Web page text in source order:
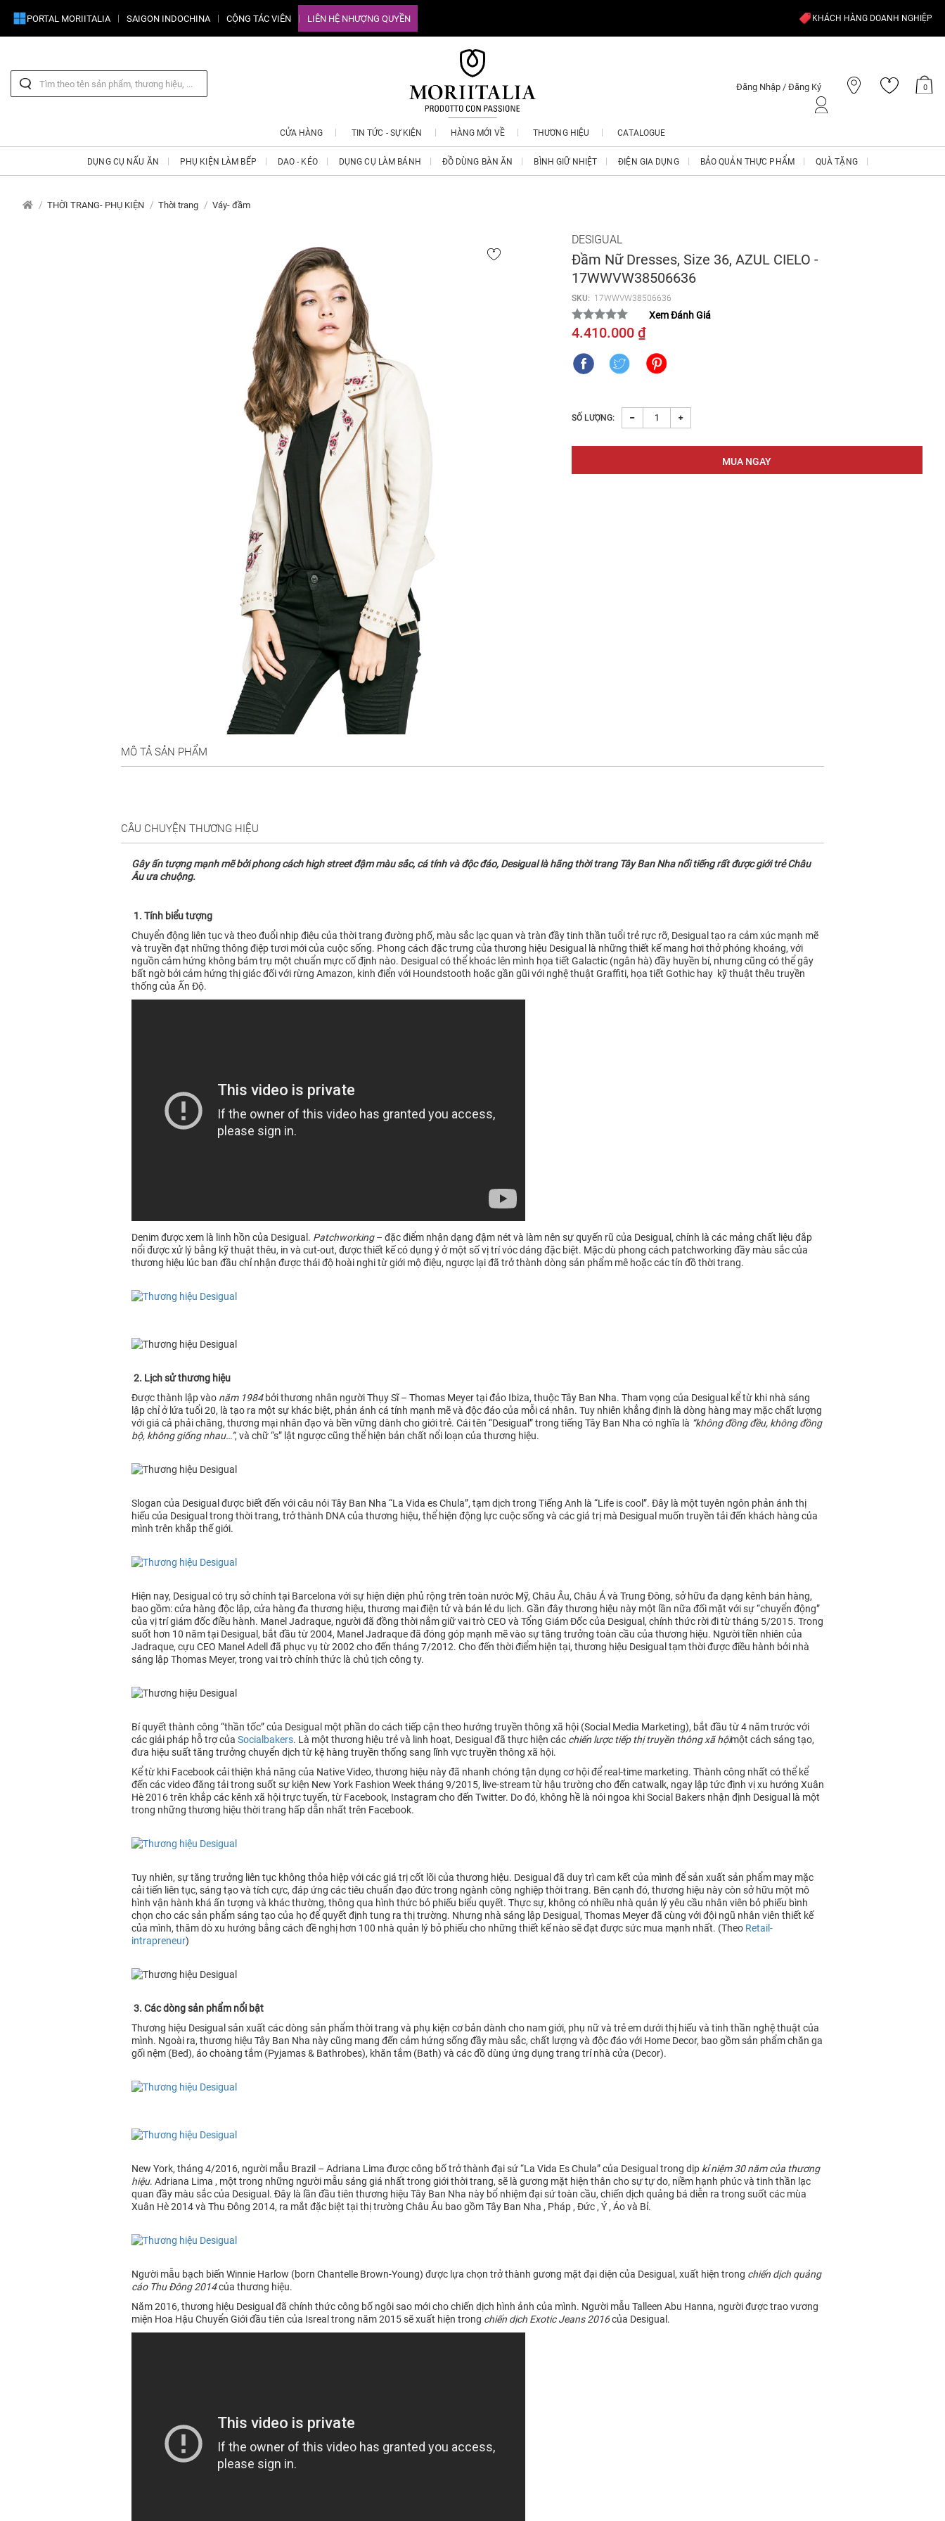
PORTAL MORIITALIA SAIGON INDOCHINA CỘNG TÁC VIÊN LIÊN HỆ NHƯỢNG QUYỀN KHÁCH HÀNG DOANH NGHIỆP
Đăng Nhập / Đăng Ký 0
CỬA HÀNG TIN TỨC - SỰ KIỆN HÀNG MỚI VỀ THƯƠNG HIỆU CATALOGUE
DỤNG CỤ NẤU ĂN PHỤ KIỆN LÀM BẾP DAO - KÉO DỤNG CỤ LÀM BÁNH ĐỒ DÙNG BÀN ĂN BÌNH GIỮ NHIỆT ĐIỆN GIA DỤNG BẢO QUẢN THỰC PHẨM QUÀ TẶNG
THỜI TRANG- PHỤ KIỆN Thời trang Váy- đầm
DESIGUAL
Đầm Nữ Dresses, Size 36, AZUL CIELO -
17WWVW38506636
SKU: 17WWVW38506636
Xem Đánh Giá
4.410.000 ₫
SỐ LƯỢNG:
MÔ TẢ SẢN PHẨM
CÂU CHUYỆN THƯƠNG HIỆU
Gây ấn tượng mạnh mẽ bởi phong cách high street đậm màu sắc, cá tính và độc đáo, Desigual là hãng thời trang Tây Ban Nha nổi tiếng rất được giới trẻ Châu
Âu ưa chuộng.
1. Tính biểu tượng
Chuyển động liên tục và theo đuổi nhịp điệu của thời trang đường phố, màu sắc lạc quan và tràn đầy tinh thần tuổi trẻ rực rỡ, Desigual tạo ra cảm xúc mạnh mẽ
và truyền đạt những thông điệp tươi mới của cuộc sống. Phong cách đặc trưng của thương hiệu Desigual là những thiết kế mang hơi thở phóng khoáng, với
nguồn cảm hứng không bám trụ một chuẩn mực cố định nào. Desigual có thể khoác lên mình họa tiết Galactic (ngân hà) đầy huyền bí, nhưng cũng có thể gây
bất ngờ bởi cảm hứng thị giác đối với rừng Amazon, kinh điển với Houndstooth hoặc gần gũi với nghệ thuật Graffiti, họa tiết Gothic hay kỹ thuật thêu truyền
thống của Ấn Độ.
Denim được xem là linh hồn của Desigual. Patchworking– đặc điểm nhận dạng đậm nét và làm nên sự quyến rũ của Desigual, chính là các mảng chất liệu đắp
nổi được xử lý bằng kỹ thuật thêu, in và cut-out, được thiết kế có dụng ý ở một số vị trí vóc dáng đặc biệt. Mặc dù phong cách patchworking đầy màu sắc của
thương hiệu lúc ban đầu chỉ nhận được thái độ hoài nghi từ giới mộ điệu, ngược lại đã trở thành dòng sản phẩm mê hoặc các tín đồ thời trang.
2. Lịch sử thương hiệu
Được thành lập vào năm 1984bởi thương nhân người Thụy Sĩ – Thomas Meyer tại đảo Ibiza, thuộc Tây Ban Nha. Tham vọng của Desigual kể từ khi nhà sáng
lập chỉ ở lứa tuổi 20, là tạo ra một sự khác biệt, phản ánh cá tính mạnh mẽ và độc đáo của mỗi cá nhân. Tuy nhiên khẳng định là dòng hàng may mặc chất lượng
với giá cả phải chăng, thương mại nhân đạo và bền vững dành cho giới trẻ. Cái tên “Desigual” trong tiếng Tây Ban Nha có nghĩa là “không đồng đều, không đồng
bộ, không giống nhau…”, và chữ “s” lật ngược cũng thể hiện bản chất nổi loạn của thương hiệu.
Slogan của Desigual được biết đến với câu nói Tây Ban Nha “La Vida es Chula”, tạm dịch trong Tiếng Anh là “Life is cool”. Đây là một tuyên ngôn phản ánh thị
hiếu của Desigual trong thời trang, trở thành DNA của thương hiệu, thể hiện động lực cuộc sống và các giá trị mà Desigual muốn truyền tải đến khách hàng của
mình trên khắp thế giới.
Hiện nay, Desigual có trụ sở chính tại Barcelona với sự hiện diện phủ rộng trên toàn nước Mỹ, Châu Âu, Châu Á và Trung Đông, sở hữu đa dạng kênh bán hàng,
bao gồm: cửa hàng độc lập, cửa hàng đa thương hiệu, thương mại điện tử và bán lẻ du lịch. Gần đây thương hiệu này một lần nữa đối mặt với sự “chuyển động”
của vị trí giám đốc điều hành. Manel Jadraque, người đã đồng thời nắm giữ vai trò CEO và Tổng Giám Đốc của Desigual, chính thức rời đi từ tháng 5/2015. Trong
suốt hơn 10 năm tại Desigual, bắt đầu từ 2004, Manel Jadraque đã đóng góp mạnh mẽ vào sự tăng trưởng toàn cầu của thương hiệu. Người tiền nhiên của
Jadraque, cựu CEO Manel Adell đã phục vụ từ 2002 cho đến tháng 7/2012. Cho đến thời điểm hiện tại, thương hiệu Desigual tạm thời được điều hành bởi nhà
sáng lập Thomas Meyer, trong vai trò chính thức là chủ tịch công ty.
Bí quyết thành công “thần tốc” của Desigual một phần do cách tiếp cận theo hướng truyền thông xã hội (Social Media Marketing), bắt đầu từ 4 năm trước với
các giải pháp hỗ trợ của Socialbakers. Là một thương hiệu trẻ và linh hoạt, Desigual đã thực hiện các chiến lược tiếp thị truyền thông xã hộimột cách sáng tạo,
đưa hiệu suất tăng trưởng chuyển dịch từ kệ hàng truyền thống sang lĩnh vực truyền thông xã hội.
Kể từ khi Facebook cải thiện khả năng của Native Video, thương hiệu này đã nhanh chóng tận dụng cơ hội để real-time marketing. Thành công nhất có thể kể
đến các video đăng tải trong suốt sự kiện New York Fashion Week tháng 9/2015, live-stream từ hậu trường cho đến catwalk, ngay lập tức định vị xu hướng Xuân
Hè 2016 trên khắp các kênh xã hội trực tuyến, từ Facebook, Instagram cho đến Twitter. Do đó, không hề là nói ngoa khi Social Bakers nhận định Desigual là một
trong những thương hiệu thời trang hấp dẫn nhất trên Facebook.
Tuy nhiên, sự tăng trưởng liên tục không thỏa hiệp với các giá trị cốt lõi của thương hiệu. Desigual đã duy trì cam kết của mình để sản xuất sản phẩm may mặc
cải tiến liên tục, sáng tạo và tích cực, đáp ứng các tiêu chuẩn đạo đức trong ngành công nghiệp thời trang. Bên cạnh đó, thương hiệu này còn sở hữu một mô
hình vận hành khá ấn tượng và khác thường, thông qua hình thức bỏ phiếu biểu quyết. Thực sự, không có nhiều nhà quản lý yêu cầu nhân viên bỏ phiếu bình
chọn cho các sản phẩm sáng tạo của họ để quyết định tung ra thị trường. Nhưng nhà sáng lập Desigual, Thomas Meyer đã cùng với đội ngũ nhân viên thiết kế
của mình, thăm dò xu hướng bằng cách đề nghị hơn 100 nhà quản lý bỏ phiếu cho những thiết kế nào sẽ đạt được sức mua mạnh nhất. (Theo Retail-
intrapreneur)
3. Các dòng sản phẩm nổi bật
Thương hiệu Desigual sản xuất các dòng sản phẩm thời trang và phụ kiện cơ bản dành cho nam giới, phụ nữ và trẻ em dưới thị hiếu và tinh thần nghệ thuật của
mình. Ngoài ra, thương hiệu Tây Ban Nha này cũng mang đến cảm hứng sống đầy màu sắc, chất lượng và độc đáo với Home Decor, bao gồm sản phẩm chăn ga
gối nệm (Bed), áo choàng tắm (Pyjamas & Bathrobes), khăn tắm (Bath) và các đồ dùng ứng dụng trang trí nhà cửa (Decor).
New York, tháng 4/2016, người mẫu Brazil – Adriana Lima được công bố trở thành đại sứ “La Vida Es Chula” của Desigual trong dịp kỉ niệm 30 năm của thương
hiệu. Adriana Lima , một trong những người mẫu sáng giá nhất trong giới thời trang, sẽ là gương mặt hiện thân cho sự tự do, niềm hạnh phúc và tinh thần lạc
quan đầy màu sắc của Desigual. Đây là lần đầu tiên thương hiệu Tây Ban Nha này bổ nhiệm đại sứ toàn cầu, chiến dịch quảng bá diễn ra trong suốt các mùa
Xuân Hè 2014 và Thu Đông 2014, ra mắt đặc biệt tại thị trường Châu Âu bao gồm Tây Ban Nha , Pháp , Đức , Ý , Áo và Bỉ.
Người mẫu bạch biến Winnie Harlow (born Chantelle Brown-Young) được lựa chọn trở thành gương mặt đại diện của Desigual, xuất hiện trong chiến dịch quảng
cáo Thu Đông 2014của thương hiệu.
Năm 2016, thương hiệu Desigual đã chính thức công bố ngôi sao mới cho chiến dịch hình ảnh của mình. Người mẫu Talleen Abu Hanna, người được trao vương
miện Hoa Hậu Chuyển Giới đầu tiên của Isreal trong năm 2015 sẽ xuất hiện trong chiến dịch Exotic Jeans 2016của Desigual.